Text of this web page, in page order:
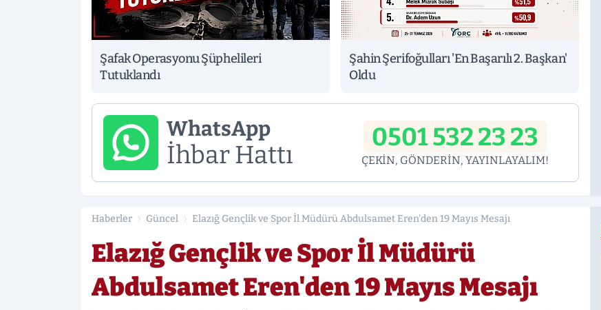
Şafak Operasyonu Şüphelileri
Tutuklandı
Şahin Şerifoğulları 'En Başarılı 2. Başkan'
Oldu
WhatsApp
İhbar Hattı
0501 532 23 23
ÇEKİN, GÖNDERİN, YAYINLAYALIM!
Haberler Güncel Elazığ Gençlik ve Spor İl Müdürü Abdulsamet Eren'den 19 Mayıs Mesajı
Elazığ Gençlik ve Spor İl Müdürü
Abdulsamet Eren'den 19 Mayıs Mesajı